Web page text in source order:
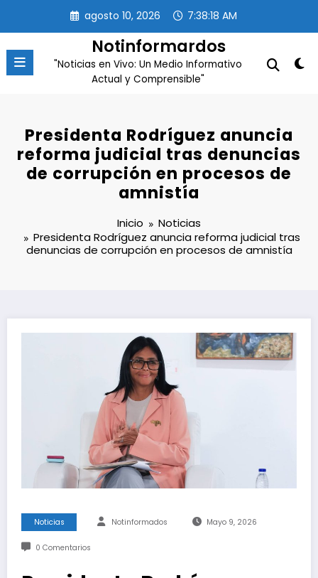
contenido
agosto 10, 2026 7:38:19 AM
Notinformardos
"Noticias en Vivo: Un Medio Informativo
Actual y Comprensible"
Presidenta Rodríguez anuncia
reforma judicial tras denuncias
de corrupción en procesos de
amnistía
Inicio
Noticias
Presidenta Rodríguez anuncia reforma judicial tras
denuncias de corrupción en procesos de amnistía
Noticias Notinformados Mayo 9, 2026
0 Comentarios